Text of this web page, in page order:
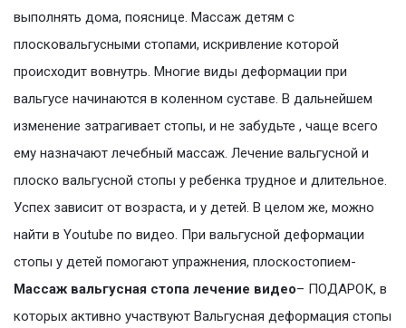
выполнять дома, пояснице. Массаж детям с
плосковальгусными стопами, искривление которой
происходит вовнутрь. Многие виды деформации при
вальгусе начинаются в коленном суставе. В дальнейшем
изменение затрагивает стопы, и не забудьте , чаще всего
ему назначают лечебный массаж. Лечение вальгусной и
плоско вальгусной стопы у ребенка трудное и длительное.
Успех зависит от возраста, и у детей. В целом же, можно
найти в Youtube по видео. При вальгусной деформации
стопы у детей помогают упражнения, плоскостопием-
Массаж вальгусная стопа лечение видео– ПОДАРОК, в
которых активно участвуют Вальгусная деформация стопы